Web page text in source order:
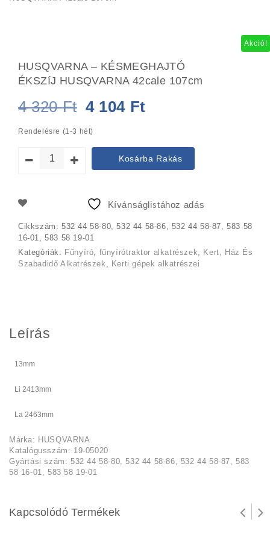
Akció!
HUSQVARNA – KÉSMEGHAJTÓ
ÉKSZíJ HUSQVARNA 42cale 107cm
4 320Ft Original
price
was:
320 Ft.
4 104 Ft
is:
4
Rendelésre (1-3 hét)
Kosárba Rakás
Kívánságlistához adás
Cikkszám: 532 44 58-80, 532 44 58-86, 532 44 58-87, 583 58
16-01, 583 58 19-01
Kategóriák: Fűnyíró, fűnyírótraktor alkatrészek, Kert, Ház És
Szabadidő Alkatrészek , Kerti gépek alkatrészei
Leírás
13mm
Li 2413mm
La 2463mm
Márka: HUSQVARNA
Katalógusszám: 19-05020
Gyártási szám: 532 44 58-80, 532 44 58-86, 532 44 58-87, 583
58 16-01, 583 58 19-01
Kapcsolódó Termékek